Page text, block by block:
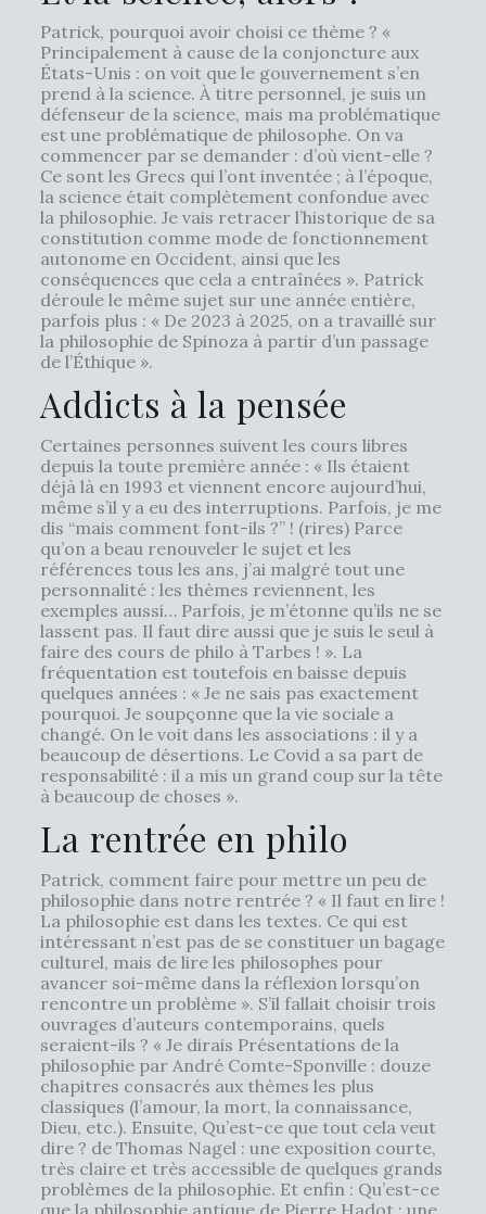
Patrick, pourquoi avoir choisi ce thème ? «
Principalement à cause de la conjoncture aux
États-Unis : on voit que le gouvernement s’en
prend à la science. À titre personnel, je suis un
défenseur de la science, mais ma problématique
est une problématique de philosophe. On va
commencer par se demander : d’où vient-elle ?
Ce sont les Grecs qui l’ont inventée ; à l’époque,
la science était complètement confondue avec
la philosophie. Je vais retracer l’historique de sa
constitution comme mode de fonctionnement
autonome en Occident, ainsi que les
conséquences que cela a entraînées ». Patrick
déroule le même sujet sur une année entière,
parfois plus : « De 2023 à 2025, on a travaillé sur
la philosophie de Spinoza à partir d’un passage
de l’Éthique ».
Addicts à la pensée
Certaines personnes suivent les cours libres
depuis la toute première année : « Ils étaient
déjà là en 1993 et viennent encore aujourd’hui,
même s’il y a eu des interruptions. Parfois, je me
dis “mais comment font-ils ?” ! (rires) Parce
qu’on a beau renouveler le sujet et les
références tous les ans, j’ai malgré tout une
personnalité : les thèmes reviennent, les
exemples aussi… Parfois, je m’étonne qu’ils ne se
lassent pas. Il faut dire aussi que je suis le seul à
faire des cours de philo à Tarbes ! ». La
fréquentation est toutefois en baisse depuis
quelques années : « Je ne sais pas exactement
pourquoi. Je soupçonne que la vie sociale a
changé. On le voit dans les associations : il y a
beaucoup de désertions. Le Covid a sa part de
responsabilité : il a mis un grand coup sur la tête
à beaucoup de choses ».
La rentrée en philo
Patrick, comment faire pour mettre un peu de
philosophie dans notre rentrée ? « Il faut en lire !
La philosophie est dans les textes. Ce qui est
intéressant n’est pas de se constituer un bagage
culturel, mais de lire les philosophes pour
avancer soi-même dans la réflexion lorsqu’on
rencontre un problème ». S’il fallait choisir trois
ouvrages d’auteurs contemporains, quels
seraient-ils ? « Je dirais Présentations de la
philosophie par André Comte-Sponville : douze
chapitres consacrés aux thèmes les plus
classiques (l’amour, la mort, la connaissance,
Dieu, etc.). Ensuite, Qu’est-ce que tout cela veut
dire ? de Thomas Nagel : une exposition courte,
très claire et très accessible de quelques grands
problèmes de la philosophie. Et enfin : Qu’est-ce
que la philosophie antique de Pierre Hadot : une